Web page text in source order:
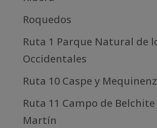
Roquedos
Ruta 1 Parque Natural de
Occidentales
Ruta 10 Caspe y
Ruta 11 Campo de Belchite
Martín